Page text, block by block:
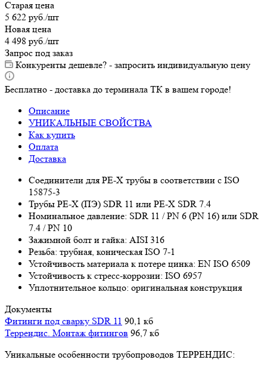
Старая цена
5 622 руб. /шт
Новая цена
4 498 руб. /шт
Запрос под заказ
Конкуренты дешевле? - запросить индивидуальную цену
Бесплатно - доставка до терминала ТК в вашем городе!
Описание
УНИКАЛЬНЫЕ СВОЙСТВА
Как купить
Оплата
Доставка
Соединители для PE-Х трубы в соответствии с ISO
15875-3
Трубы PE-X (ПЭ) SDR 11 или PE-X SDR 7.4
Номинальное давление: SDR 11 / PN 6 (PN 16) или SDR
7.4 / PN 10
Зажимной болт и гайка: AISI 316
Резьба: трубная, коническая ISO 7-1
Устойчивость материала к потере цинка: EN ISO 6509
Устойчивость к стресс-коррозии: ISO 6957
Уплотнительное кольцо: оригинальная конструкция
Документы
Фитинги под сварку SDR 11 90,1 кб
Террендис. Монтаж фитингов 96,7 кб
Уникальные особенности трубопроводов ТЕРРЕНДИС: